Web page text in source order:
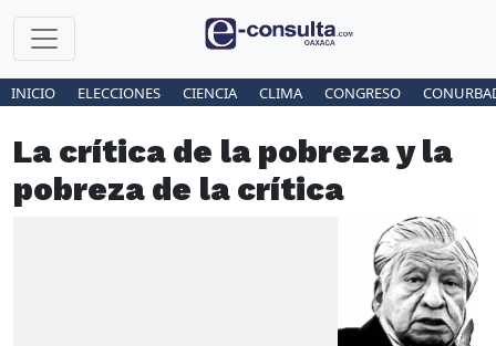
INICIO ELECCIONES CIENCIA CLIMA CONGRESO
La crítica de la pobreza y la
pobreza de la crítica